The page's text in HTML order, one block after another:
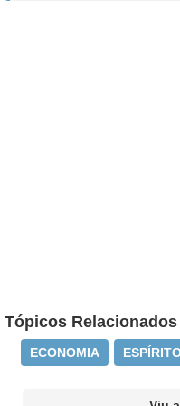
Tópicos Relacionados
ECONOMIA